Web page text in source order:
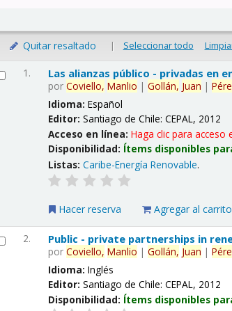
Quitar resaltado | Seleccionar todo
1. Las alianzas público - privadas en
porCoviello, Manlio |Gollán, Juan |
Idioma:Español
Editor:Santiago de Chile: CEPAL, 2012
Acceso en línea:Haga clic para acceso
Disponibilidad: Ítems disponibles
Listas: Caribe-Energía Renovable.
Hacer reserva Agregar al carrito
2. Public - private partnerships in
porCoviello, Manlio |Gollán, Juan |
Idioma:Inglés
Editor:Santiago de Chile: CEPAL, 2012
Disponibilidad: Ítems disponibles